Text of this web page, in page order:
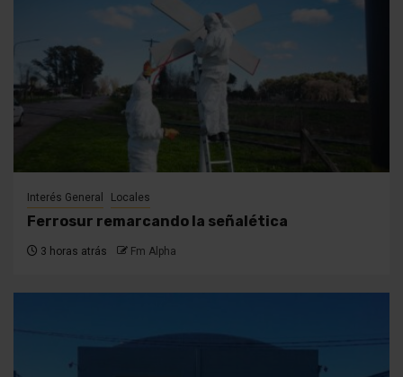
Interés General Locales
Ferrosur remarcando la señalética
3 horas atrás Fm Alpha